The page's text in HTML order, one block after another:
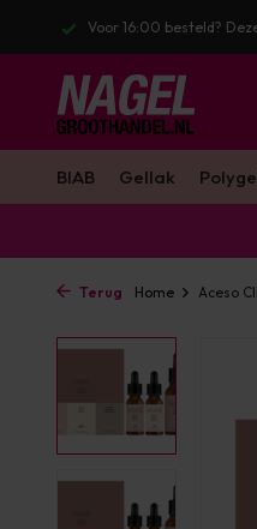
Voor 16:00 besteld?
BIAB Gellak
Terug Home Aceso